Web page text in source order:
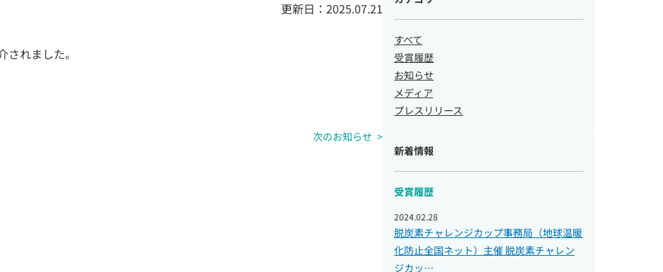
更新日： 2025.07.21
されました。
次のお知らせ
すべて
受賞履歴
お知らせ
メディア
プレスリリース
新着情報
受賞履歴
2024.02.28
脱炭素チャレンジカップ事務局（地球温暖
化防止全国ネット）主催 脱炭素チャレン
ジカッ…